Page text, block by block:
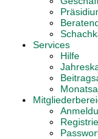
Services
Hilfe